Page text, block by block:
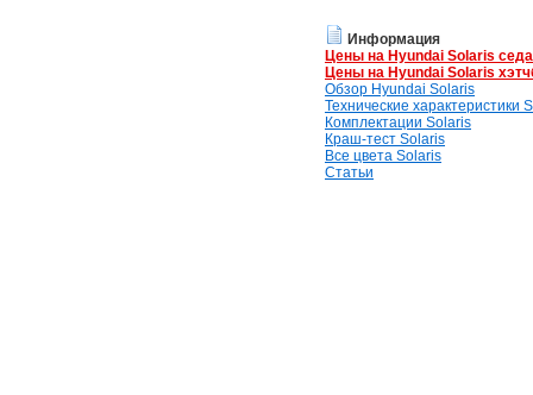
Информация
Цены на Hyundai Solaris
Цены на Hyundai Solaris
Обзор Hyundai Solaris
Технические характеристики
Комплектации Solaris
Краш-тест Solaris
Все цвета Solaris
Статьи